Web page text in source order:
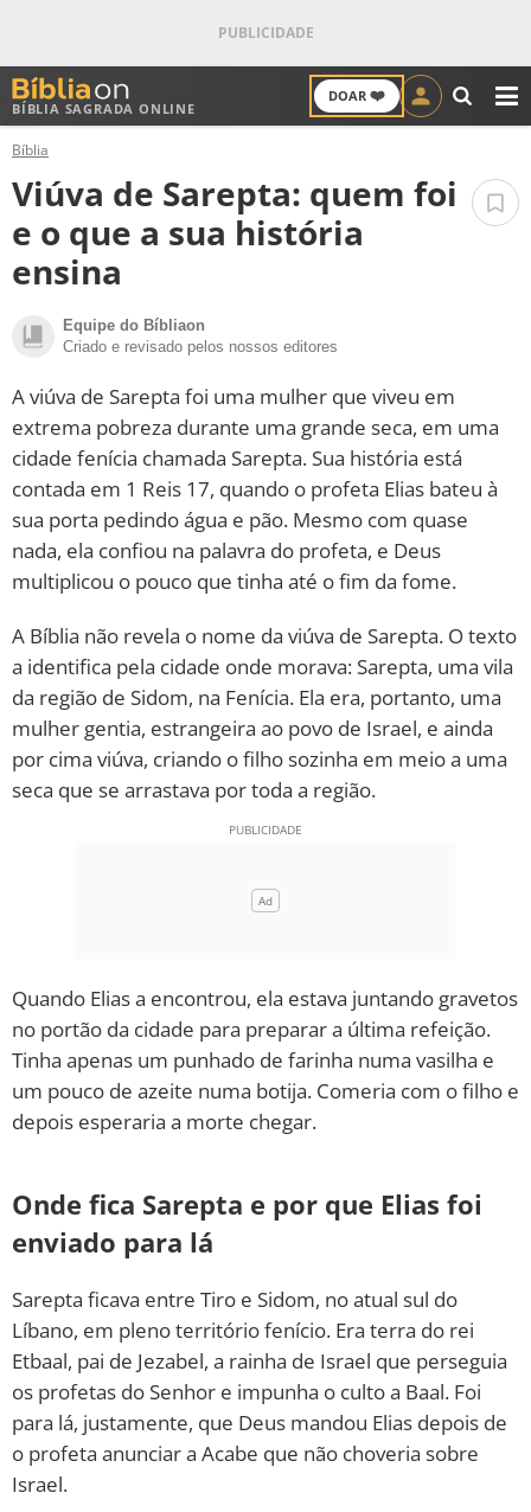
BÍBLIA SAGRADA ONLINE
DOAR ❤️
ANTIGO TESTAMENTO
VERSÍCULOS
VERSÍCULO DO DIA
PALAVRA DO DIA
SALMO DO DIA
DEVOCIONAL DIÁRIO
10 MANDAMENTOS
ESTUDOS BÍBLICOS
ESBOÇOS DE PREGAÇÃO
TEMAS
LOJA BÍBLIAON
Bíblia
Viúva de Sarepta: quem foi
e o que a sua história
ensina
Equipe do Bíbliaon
Criado e revisado pelos nossos editores
A viúva de Sarepta foi uma mulher que viveu em
extrema pobreza durante uma grande seca, em uma
cidade fenícia chamada Sarepta. Sua história está
contada em 1 Reis 17, quando o profeta Elias bateu à
sua porta pedindo água e pão. Mesmo com quase
nada, ela confiou na palavra do profeta, e Deus
multiplicou o pouco que tinha até o fim da fome.
A Bíblia não revela o nome da viúva de Sarepta. O texto
a identifica pela cidade onde morava: Sarepta, uma vila
da região de Sidom, na Fenícia. Ela era, portanto, uma
mulher gentia, estrangeira ao povo de Israel, e ainda
por cima viúva, criando o filho sozinha em meio a uma
seca que se arrastava por toda a região.
Quando Elias a encontrou, ela estava juntando gravetos
no portão da cidade para preparar a última refeição.
Tinha apenas um punhado de farinha numa vasilha e
um pouco de azeite numa botija. Comeria com o filho e
depois esperaria a morte chegar.
Onde fica Sarepta e por que Elias foi
enviado para lá
Sarepta ficava entre Tiro e Sidom, no atual sul do
Líbano, em pleno território fenício. Era terra do rei
Etbaal, pai de Jezabel, a rainha de Israel que perseguia
os profetas do Senhor e impunha o culto a Baal. Foi
para lá, justamente, que Deus mandou Elias depois de
o profeta anunciar a Acabe que não choveria sobre
Israel.